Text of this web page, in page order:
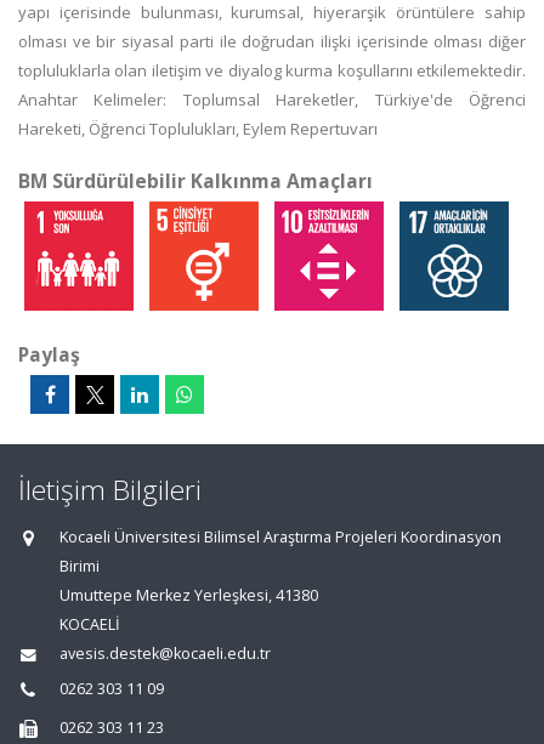
yapı içerisinde bulunması, kurumsal, hiyerarşik örüntülere sahip
olması ve bir siyasal parti ile doğrudan ilişki içerisinde olması diğer
topluluklarla olan iletişim ve diyalog kurma koşullarını etkilemektedir.
Anahtar Kelimeler: Toplumsal Hareketler, Türkiye'de Öğrenci
Hareketi, Öğrenci Toplulukları, Eylem Repertuvarı
BM Sürdürülebilir Kalkınma Amaçları
Paylaş
İletişim Bilgileri
Kocaeli Üniversitesi Bilimsel Araştırma Projeleri Koordinasyon
Birimi
Umuttepe Merkez Yerleşkesi, 41380
KOCAELİ
avesis.destek@kocaeli.edu.tr
0262 303 11 09
0262 303 11 23